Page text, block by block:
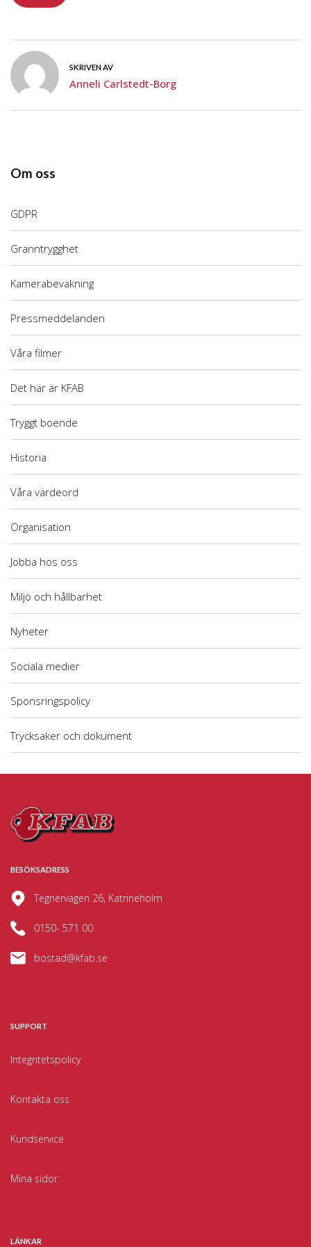
Om oss
GDPR
Granntrygghet
Kamerabevakning
Pressmeddelanden
Våra filmer
Det här är KFAB
Tryggt boende
Historia
Våra värdeord
Organisation
Jobba hos oss
Miljö och hållbarhet
Nyheter
Sociala medier
Sponsringspolicy
Trycksaker och dokument
SKRIVEN AV
Anneli Carlstedt-Borg
BESÖKSADRESS
Tegnérvägen 26, Katrineholm
0150- 571 00
bostad@kfab.se
SUPPORT
Integritetspolicy
Kontakta oss
Kundservice
Mina sidor
LÄNKAR